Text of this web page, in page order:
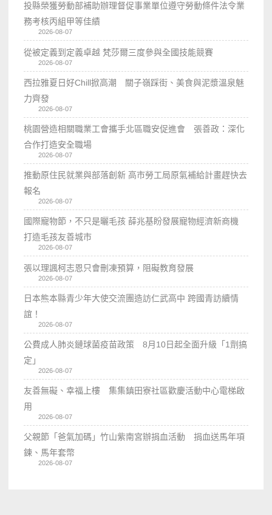
投縣榮獲勞動部補助辦理督促事業單位遵守勞動條件法令業
務考核丙組甲等佳績
2026-08-07
從被定義到定義卓越 梵莎爾三度參與全國技能競賽
2026-08-07
西拉雅夏日好Chill掀高潮 關子嶺踩街、美食與泥漿溫泉魅
力齊發
2026-08-07
桃園營造相關職業工會攜手北區職安促進會 張善政：深化
合作打造安全職場
2026-08-07
推動原住民就業與部落創新 高市勞工局原氣補給計畫趕快去
報名
2026-08-07
國際寵物節，不只是曬毛孩 薛兆基盼發展寵物經濟新商機
打造毛孩友善城市
2026-08-07
張以理諷柯志恩只會刪凍預算，阻礙教育發展
2026-08-07
日本熊本縣青少年大使交流團造訪仁武高中 跨國青訪續情
誼！
2026-08-07
公費成人肺炎鏈球菌疫苗政策 8月10日起全面升級「1劑搞
定」
2026-08-07
友善無礙、幸福上樓 集集鎮田寮社區歡慶活動中心電梯啟
用
2026-08-07
父親節「爸氣加碼」竹山紫南宮辦捐血活動 捐血送馬年項
鍊、馬年套幣
2026-08-07